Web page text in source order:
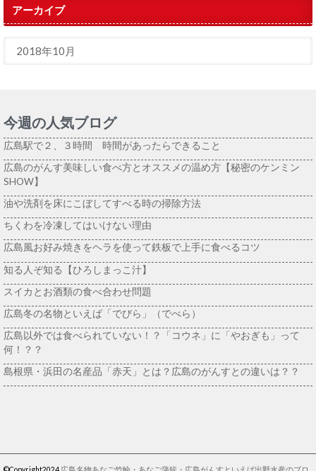
アーカイブ
今週の人気ブログ
広島駅で２、３時間 時間があったらできること
広島のがんす美味しい食べ方とオススメの温め方【秘密のケンミン
SHOW】
油や洗剤を床にこぼしてすべる時の掃除方法
ちくわを冷凍してはいけない理由
広島風お好み焼きをヘラを使って鉄板で上手に食べるコツ
知る人ぞ知る【ひろしまっこ汁】
スイカとお酒類の食べ合わせ問題
広島冬の名物といえば「でびら」（でべら）
広島以外では食べられていない！？「コウネ」に「やおぎも」って
何！？？
島根県・浜田の名産品「赤天」とは？広島のがんすとの違いは？？